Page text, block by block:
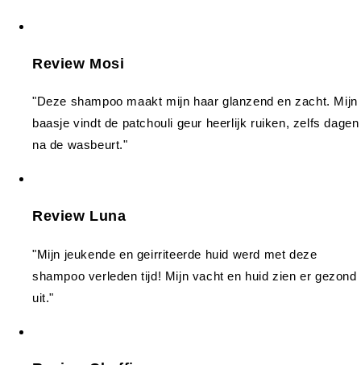
Review Mosi
"Deze shampoo maakt mijn haar glanzend en zacht. Mijn
baasje vindt de patchouli geur heerlijk ruiken, zelfs dagen
na de wasbeurt."
Review Luna
"Mijn jeukende en geirriteerde huid werd met deze
shampoo verleden tijd! Mijn vacht en huid zien er gezond
uit."